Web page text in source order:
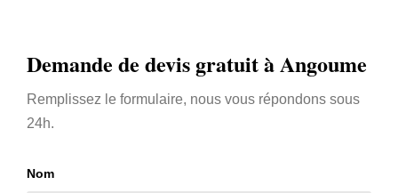
Demande de devis gratuit à Angoume
Remplissez le formulaire, nous vous répondons sous
24h.
Nom